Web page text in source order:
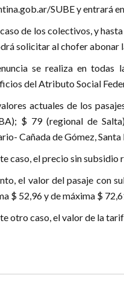
SUBE y entrará
caso de los colectivos, y
solicitar al chofer abonar
se realiza en todas
del Atributo Social
actuales de los
$ 79 (regional de
Cañada de Gómez, Santa
caso, el precio sin
el valor del pasaje con
$ 52,96 y de máxima $
otro caso, el valor de la